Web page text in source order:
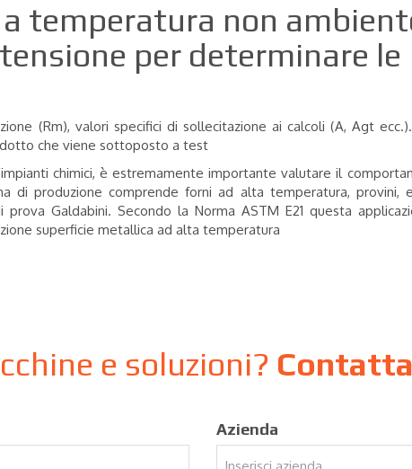
temperatura non
per determinare le
(Rm), valori specifici di sollecitazione ai calcoli (A, Agt
che viene sottoposto a test
chimici, è estremamente importante valutare il
di produzione comprende forni ad alta temperatura, provini,
Galdabini. Secondo la Norma ASTM E21 questa
superficie metallica ad alta temperatura
e soluzioni?
Azienda